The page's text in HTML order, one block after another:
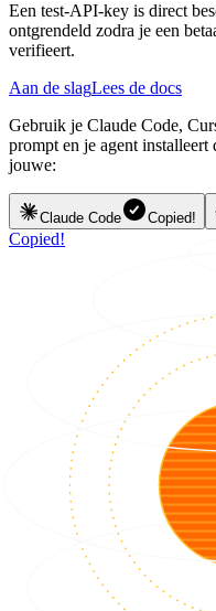
Een test-API-key is direct
ontgrendeld zodra je een
verifieert.
Aan de slagLees de docs
Gebruik je Claude Code,
prompt en je agent
jouwe:
Claude Code Copied!
Copied!